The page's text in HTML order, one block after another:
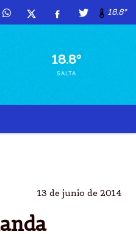
18.8º
18.8º
SALTA
13 de junio de 2014